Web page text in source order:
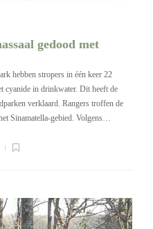
gedood met
hebben stropers in één keer 22
cyanide in drinkwater. Dit heeft de
verklaard. Rangers troffen de
Sinamatella-gebied. Volgens…